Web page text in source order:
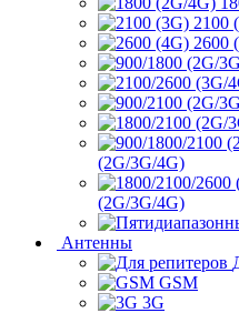
2100
2600
(2G/3G/4G)
(2G/3G/4G)
Антенны
GSM
3G